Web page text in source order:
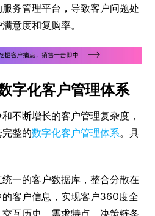
务管理平台，导致客户问题处
意度和复购率。
字化客户管理体系
不断增长的客户管理复杂度，
完整的数字化客户管理体系。具
统一的客户数据库，整合分散在
客户信息，实现客户360度全